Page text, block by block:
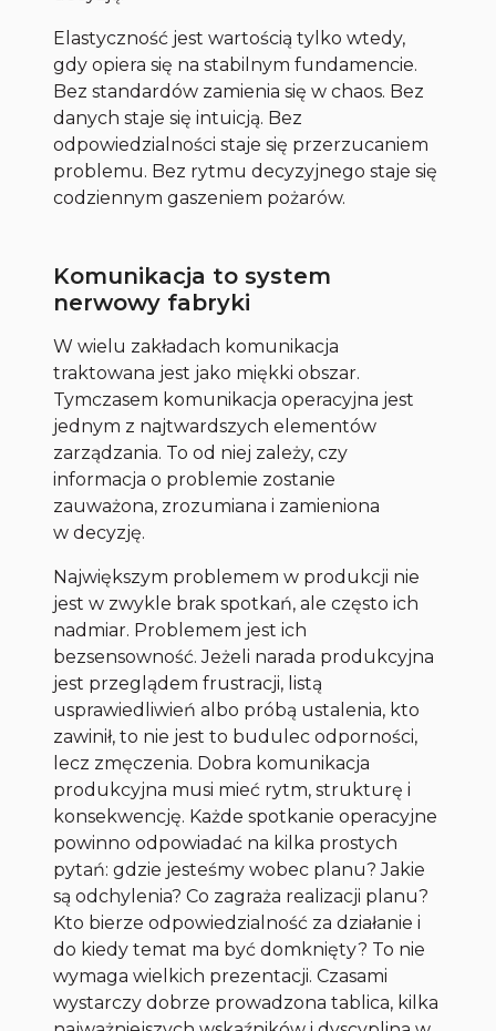
Elastyczność jest wartością tylko wtedy,
gdy opiera się na stabilnym fundamencie.
Bez standardów zamienia się w chaos. Bez
danych staje się intuicją. Bez
odpowiedzialności staje się przerzucaniem
problemu. Bez rytmu decyzyjnego staje się
codziennym gaszeniem pożarów.
Komunikacja to system
nerwowy fabryki
W wielu zakładach komunikacja
traktowana jest jako miękki obszar.
Tymczasem komunikacja operacyjna jest
jednym z najtwardszych elementów
zarządzania. To od niej zależy, czy
informacja o problemie zostanie
zauważona, zrozumiana i zamieniona
w decyzję.
Największym problemem w produkcji nie
jest w zwykle brak spotkań, ale często ich
nadmiar. Problemem jest ich
bezsensowność. Jeżeli narada produkcyjna
jest przeglądem frustracji, listą
usprawiedliwień albo próbą ustalenia, kto
zawinił, to nie jest to budulec odporności,
lecz zmęczenia. Dobra komunikacja
produkcyjna musi mieć rytm, strukturę i
konsekwencję. Każde spotkanie operacyjne
powinno odpowiadać na kilka prostych
pytań: gdzie jesteśmy wobec planu? Jakie
są odchylenia? Co zagraża realizacji planu?
Kto bierze odpowiedzialność za działanie i
do kiedy temat ma być domknięty? To nie
wymaga wielkich prezentacji. Czasami
wystarczy dobrze prowadzona tablica, kilka